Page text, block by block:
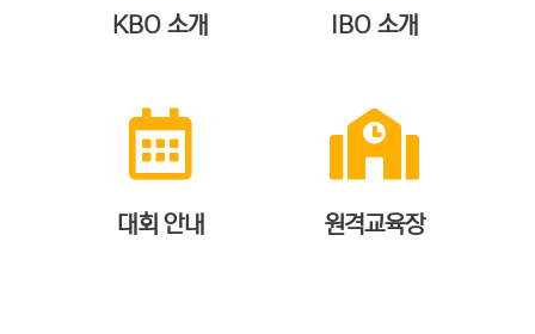
KBO 소개 IBO 소개
대회 안내 원격교육장